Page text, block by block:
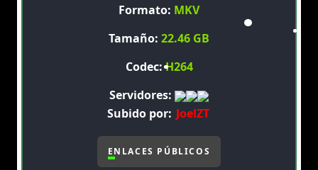
Formato: MKV
Tamaño: 22.46 GB
Codec:H264
Servidores:
Subido por: JoelZT
ENLACES PÚBLICOS